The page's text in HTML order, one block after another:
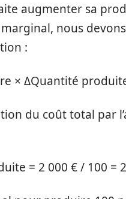
augmenter sa
nous
:
× ΔQuantité
du coût total par
= 2 000 € / 100 =